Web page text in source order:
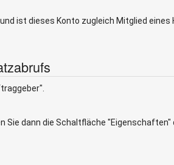
ist dieses Konto zugleich Mitglied
dann die Schaltfläche